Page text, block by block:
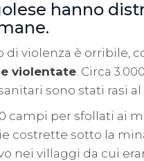
hanno
di violenza è orribile,
violentate. Circa
sono stati rasi al
campi per sfollati ai
costrette sotto la
nei villaggi da cui